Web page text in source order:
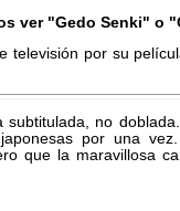
ver "Gedo Senki" o
televisión por su
subtitulada, no
por una
que la maravillosa